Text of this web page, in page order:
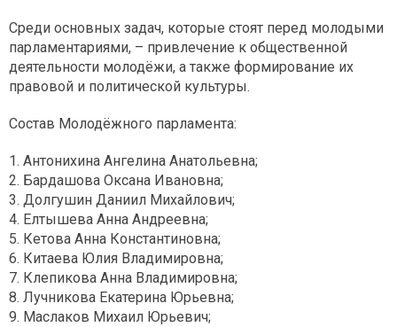
Среди основных задач, которые стоят перед молодыми
парламентариями, – привлечение к общественной
деятельности молодёжи, а также формирование их
правовой и политической культуры.
Состав Молодёжного парламента:
1. Антонихина Ангелина Анатольевна;
2. Бардашова Оксана Ивановна;
3. Долгушин Даниил Михайлович;
4. Елтышева Анна Андреевна;
5. Кетова Анна Константиновна;
6. Китаева Юлия Владимировна;
7. Клепикова Анна Владимировна;
8. Лучникова Екатерина Юрьевна;
9. Маслаков Михаил Юрьевич;